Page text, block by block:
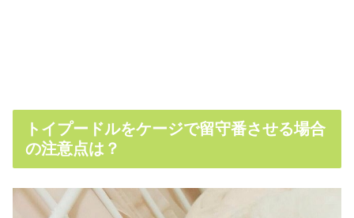
トイプードルをケージで留守番させる場合
の注意点は？